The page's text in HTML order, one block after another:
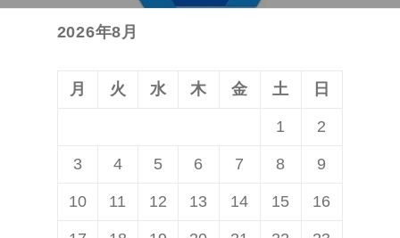
2026年8月
月 火 水 木 金 土 日
1 2
3 4 5 6 7 8 9
10 11 12 13 14 15 16